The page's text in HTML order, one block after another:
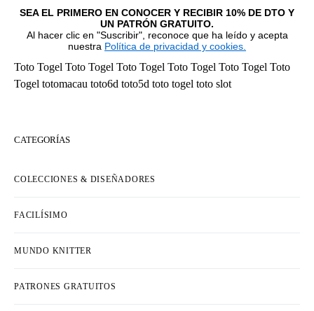
SEA EL PRIMERO EN CONOCER Y RECIBIR 10% DE DTO Y
UN PATRÓN GRATUITO.
Al hacer clic en "Suscribir", reconoce que ha leído y acepta
nuestra Política de privacidad y cookies.
Toto Togel Toto Togel Toto Togel Toto Togel Toto Togel Toto
Togel totomacau toto6d toto5d toto togel toto slot
CATEGORÍAS
COLECCIONES & DISEÑADORES
FACILÍSIMO
MUNDO KNITTER
PATRONES GRATUITOS